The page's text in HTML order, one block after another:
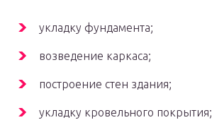
укладку фундамента;
возведение каркаса;
построение стен здания;
укладку кровельного покрытия;